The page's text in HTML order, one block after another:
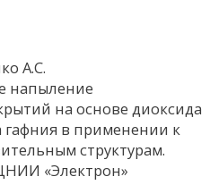
А.С.
напыление
на основе диоксида
гафния в применении к
структурам.
«Электрон»